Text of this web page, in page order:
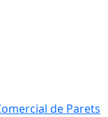
de Parets